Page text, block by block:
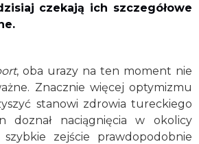
czekają ich szczegółowe
, oba urazy na ten moment nie
Znacznie więcej optymizmu
stanowi zdrowia tureckiego
doznał naciągnięcia w okolicy
zejście prawdopodobnie